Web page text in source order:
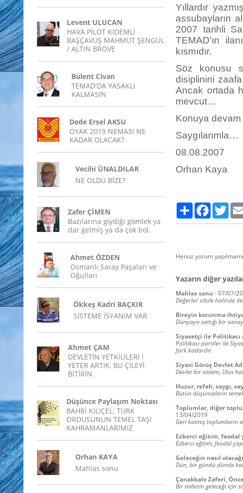
Levent ULUCAN
HAVA PİLOT KIDEMLİ
BAŞÇAVUŞ MAHMUT ŞENGÜL
/ ALTIN BRÖVE
Bülent Civan
TEMAD'DA YASAKLI
KALMASIN
Dede Ersel AKSU
OYAK 2019 NEMASI NE
KADAR OLACAK?
Vecihi ÜNALDILAR
NE OLDU BİZE?
Zafer ÇİMEN
Bazılarına giydiği gömlek ya
dar gelmiş ya da çok bol.
Ahmet ÖZDEN
Osmanlı Saray Paşaları ve
Oğulları
Ökkeş Kadri BAÇKIR
SİSTEME İSYANIM VAR
Ahmet ÇAM
DEVLETİN YETKİLİLERİ !
YETER ARTIK, BU ÇİLEYİ
BİTİRİN.
Düşünce Paylaşım Noktası
BAHRİ KILIÇEL: TÜRK
ORDUSUNUN TEMEL TAŞI
KAHRAMANLARIMIZ
Orhan KAYA
Mahlas sonu
Yıllardır
assubayların
2007 tarihli
TEMAD’ın
kısmıdır.
Söz konusu
disiplinini
Ancak ortada
mevcut…
Konuya
Saygılarımla…
08.08.2007
Orhan Kaya
Paylaş Facebook
Henüz yorum
Yazarın diğer
Mahlas sonu -07/07/
Değerler silsile halinde
Bireyin korunma
Dünyaya sattığı bir
Siyasetçi ile Politikacı
Politikacı partiler ile
fark kadardır.
Siyasi Görüş Devlet
Devlet bir sistem, Ulus
Huzur, refah, saygı,
Bütün düşüncelerin
Toplumlar, diğer
13/04/2019
Geri kalmış toplumların
Ezberci eğitim,
Ezberci eğitim, feodal
Geleceğin nasıl
Dün, bir gündü dünde
Çanakkale Zaferi,
Bir milletin geleceği için